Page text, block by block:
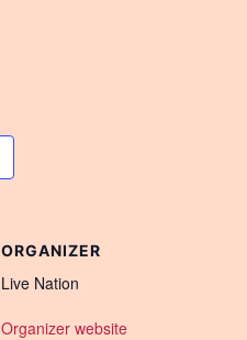
ORGANIZER
Live Nation
Organizer website